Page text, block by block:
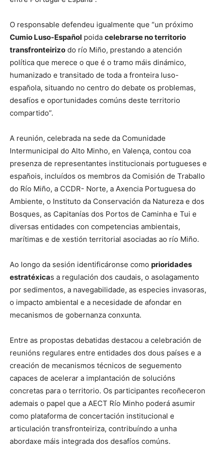
O responsable defendeu igualmente que “un próximo
Cumio Luso-Español poida celebrarse no territorio
transfronteirizo do río Miño, prestando a atención
política que merece o que é o tramo máis dinámico,
humanizado e transitado de toda a fronteira luso-
española, situando no centro do debate os problemas,
desafíos e oportunidades comúns deste territorio
compartido”.
A reunión, celebrada na sede da Comunidade
Intermunicipal do Alto Minho, en Valença, contou coa
presenza de representantes institucionais portugueses e
españois, incluídos os membros da Comisión de Traballo
do Río Miño, a CCDR- Norte, a Axencia Portuguesa do
Ambiente, o Instituto da Conservación da Natureza e dos
Bosques, as Capitanías dos Portos de Caminha e Tui e
diversas entidades con competencias ambientais,
marítimas e de xestión territorial asociadas ao río Miño.
Ao longo da sesión identificáronse como prioridades
estratéxicas a regulación dos caudais, o asolagamento
por sedimentos, a navegabilidade, as especies invasoras,
o impacto ambiental e a necesidade de afondar en
mecanismos de gobernanza conxunta.
Entre as propostas debatidas destacou a celebración de
reunións regulares entre entidades dos dous países e a
creación de mecanismos técnicos de seguemento
capaces de acelerar a implantación de solucións
concretas para o territorio. Os participantes recoñeceron
ademais o papel que a AECT Río Minho poderá asumir
como plataforma de concertación institucional e
articulación transfronteiriza, contribuíndo a unha
abordaxe máis integrada dos desafíos comúns.